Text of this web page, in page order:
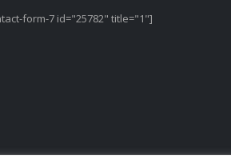
form-7 id="25782" title="1"]